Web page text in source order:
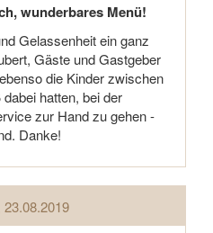
wunderbares Menü!
Gelassenheit ein ganz
Gäste und Gastgeber
die Kinder zwischen
hatten, bei der
zur Hand zu gehen -
Danke!
23.08.2019